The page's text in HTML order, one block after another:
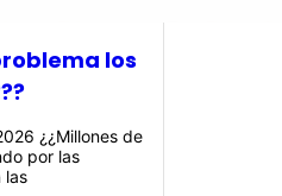
los
¿¿Millones de
por las
las